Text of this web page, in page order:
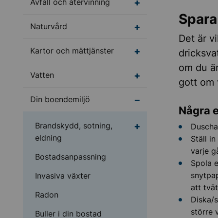
Avfall och återvinning
Naturvård Undermeny för
Kartor och mättjänster Undermeny för
Vatten Undermeny för Vatten
Din boendemiljö Undermeny för Din
Brandskydd, sotning,
eldning
Undermeny för
Bostadsanpassning
Invasiva växter
Radon
Buller i din bostad
Det är
om du
gott
Några
Ställ
varje
Spola
att
Diska/
större